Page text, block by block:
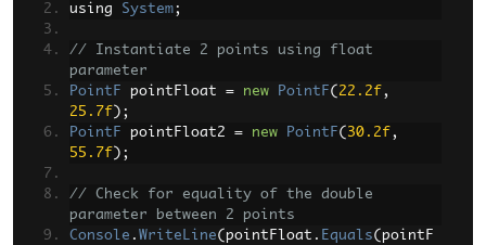
using System;
// Instantiate 2 points using float
parameter
PointF pointFloat = new PointF( 22.2f ,
25.7f );
PointF pointFloat2 = new PointF( 30.2f ,
55.7f );
// Check for equality of the double
parameter between 2 points
Console . WriteLine( pointFloat . Equals( pointF